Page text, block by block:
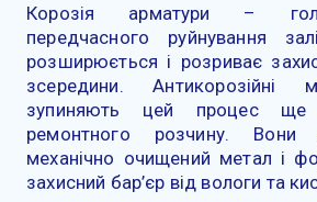
Корозія арматури –
передчасного руйнування
розширюється і розриває
зсередини. Антикорозійні
зупиняють цей процес ще
ремонтного розчину. Вони
механічно очищений метал і
захисний бар’єр від вологи та